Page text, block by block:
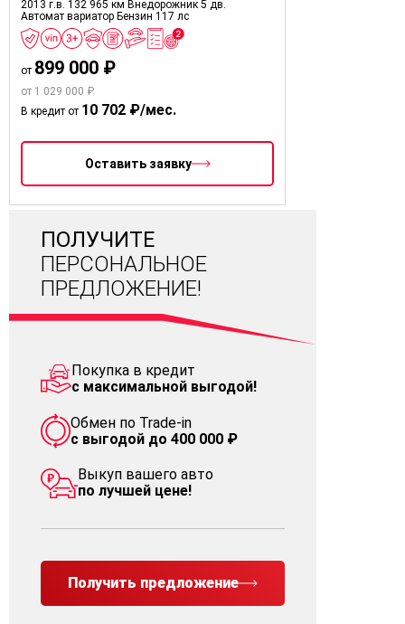
ПОЛУЧИТЕ
ПЕРСОНАЛЬНОЕ
ПРЕДЛОЖЕНИЕ!
Покупка в кредит
с максимальной выгодой!
Обмен по Trade-in
с выгодой до 400 000 ₽
Выкуп вашего авто
по лучшей цене!
Получить предложение
2013 г.в. 132 965 км Внедорожник 5 дв.
Автомат вариатор Бензин 117 лс
от 899 000 ₽
от 1 029 000 ₽
В кредит от 10 702 ₽/мес.
Оставить заявку